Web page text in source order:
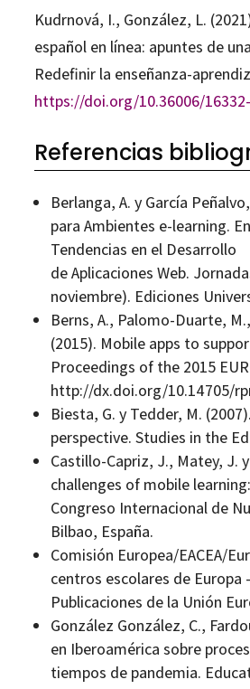
Kudrnová, I., González, L.
español en línea: apuntes de
Redefinir la enseñanza-
https://doi.org/10.36006/
Referencias
Berlanga, A. y García
para Ambientes e-learning.
Tendencias en el Desarrollo
de Aplicaciones Web.
noviembre). Ediciones
Berns, A., Palomo-Duarte,
(2015). Mobile apps to
Proceedings of the 2015
http://dx.doi.org/10.14705/
Biesta, G. y Tedder, M.
perspective. Studies in the
Castillo-Capriz, J., Matey, J.
challenges of mobile
Congreso Internacional de
Bilbao, España.
Comisión Europea/EACEA/
centros escolares de Europa
Publicaciones de la Unión
González González, C.,
en Iberoamérica sobre
tiempos de pandemia.